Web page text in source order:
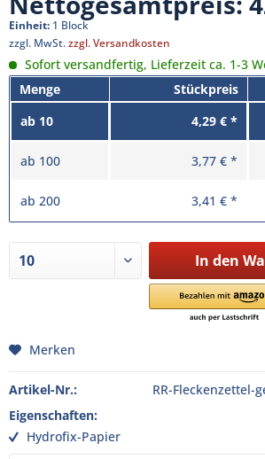
Einheit: 1 Block
zzgl. MwSt.zzgl. Versandkosten
Sofort versandfertig, Lieferzeit ca. 1-3
Menge
Stückpreis
ab 10 4,29 € *
ab 100 3,77 € *
ab 200 3,41 € *
In den
Merken
Artikel-Nr.:
RR-Fleckenzettel-
Eigenschaften:
Hydrofix-Papier